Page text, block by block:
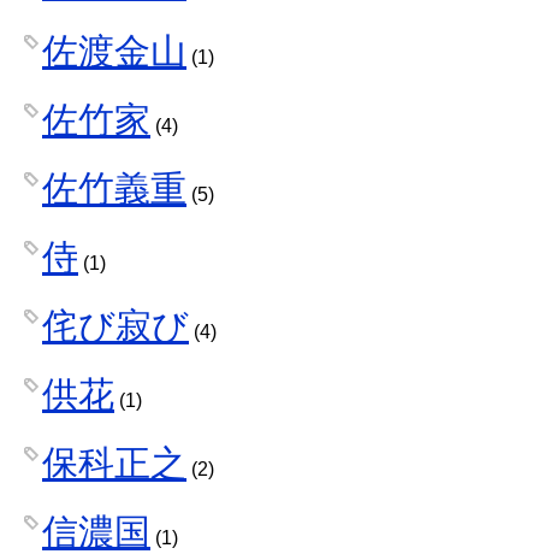
佐渡金山 (1)
佐竹家 (4)
佐竹義重 (5)
侍 (1)
侘び寂び (4)
供花 (1)
保科正之 (2)
信濃国 (1)